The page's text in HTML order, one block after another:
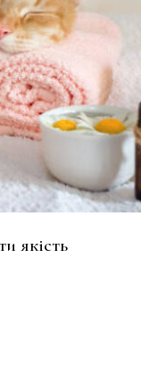
якість